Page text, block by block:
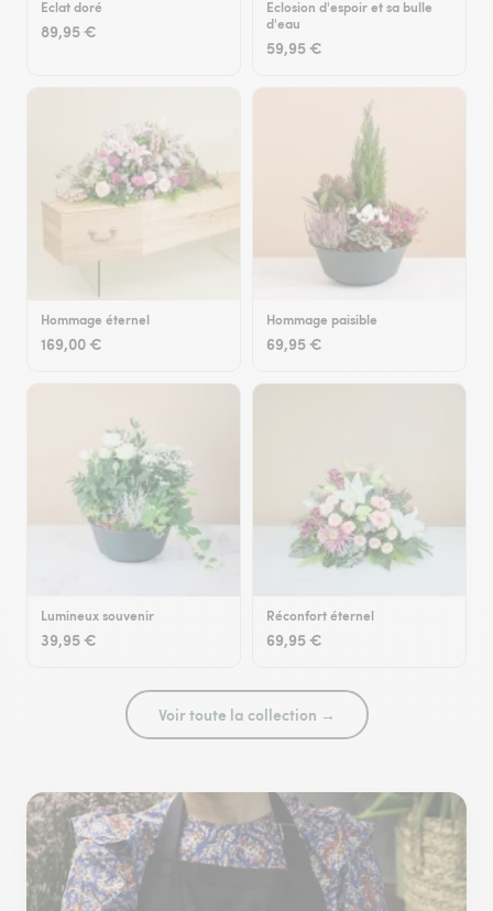
Eclat doré
89,95 €
Eclosion d'espoir et sa bulle
d'eau
59,95 €
Hommage éternel
169,00 €
Hommage paisible
69,95 €
Lumineux souvenir
39,95 €
Réconfort éternel
69,95 €
Voir toute la collection →